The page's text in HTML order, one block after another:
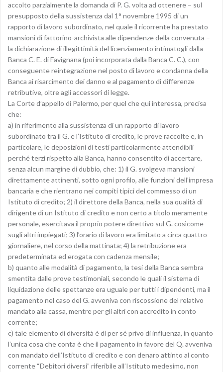
accolto parzialmente la domanda di P. G. volta ad ottenere – sul
presupposto della sussistenza dal 1° novembre 1995 di un
rapporto di lavoro subordinato, nel quale il ricorrente ha prestato
mansioni di fattorino-archivista alle dipendenze della convenuta –
la dichiarazione di illegittimità del licenziamento intimatogli dalla
Banca C. E. di Favignana (poi incorporata dalla Banca C. C.), con
conseguente reintegrazione nel posto di lavoro e condanna della
Banca ai risarcimento dei danno e al pagamento di differenze
retributive, oltre agli accessori di legge.
La Corte d’appello di Palermo, per quel che qui interessa, precisa
che:
a) in riferimento alla sussistenza di un rapporto di lavoro
subordinato tra il G. e l’Istituto di credito, le prove raccolte e, in
particolare, le deposizioni di testi particolarmente attendibili
perché terzi rispetto alla Banca, hanno consentito di accertare,
senza alcun margine di dubbio, che: 1) il G. svolgeva mansioni
direttamente attinenti, sotto ogni profilo, alle funzioni dell’impresa
bancaria e che rientrano nei compiti tipici del commesso di un
Istituto di credito; 2) il direttore della Banca, nella sua qualità di
dirigente di un Istituto di credito e non certo a titolo meramente
personale, esercitava il proprio potere direttivo sul G. cosìcome
sugli altri impiegati; 3) l’orario di lavoro era limitato a circa quattro
giornaliere, nel corso della mattinata; 4) la retribuzione era
predeterminata ed erogata con cadenza mensile;
b) quanto alle modalità di pagamento, la tesi della Banca sembra
smentita dalle prove testimoniali, secondo le quali il sistema di
liquidazione delle spettanze era uguale per tutti i dipendenti, ma il
pagamento nel caso del G. avveniva con riscossione del relativo
mandato alla cassa, mentre per gli altri con accredito in conto
corrente;
c) tale elemento di diversità è di per sé privo di influenza, in quanto
l’unica cosa che conta è che il pagamento in favore del Q. avveniva
con mandato dell’Istituto di credito e con denaro attinto al conto
corrente “Debitori diversi” riferibile all’Istituto medesimo, non